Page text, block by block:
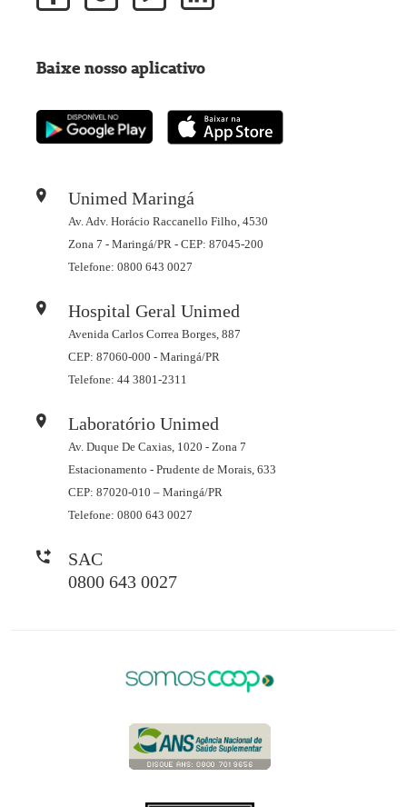
Unimed Maringá
Av. Adv. Horácio Raccanello Filho, 4530
Zona 7 - Maringá/PR - CEP: 87045-200
Telefone: 0800 643 0027
Hospital Geral Unimed
Avenida Carlos Correa Borges, 887
CEP: 87060-000 - Maringá/PR
Telefone: 44 3801-2311
Laboratório Unimed
Av. Duque De Caxias, 1020 - Zona 7
Estacionamento - Prudente de Morais, 633
CEP: 87020-010 – Maringá/PR
Telefone: 0800 643 0027
SAC
0800 643 0027
Baixe nosso aplicativo